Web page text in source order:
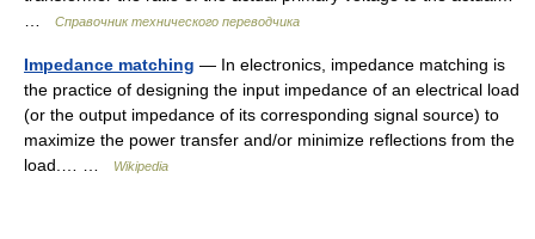
Справочник технического переводчика
Impedance matching — In electronics, impedance matching is
the practice of designing the input impedance of an electrical load
(or the output impedance of its corresponding signal source) to
maximize the power transfer and/or minimize reflections from the
load.… …
Wikipedia